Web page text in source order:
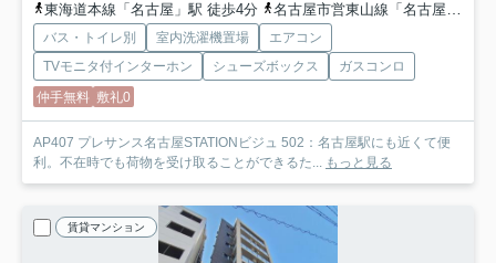
東海道本線「名古屋」駅 徒歩4分
名古屋市営東山線「名古屋」駅 徒歩4分
バス・トイレ別 室内洗濯機置場
エアコン
TVモニタ付インターホン
シューズボックス
ガスコンロ
仲手無料 敷礼0
AP407 プレサンス名古屋STATIONビジュ 502：名古屋駅にも近くて便
利。不在時でも荷物を受け取ることができるた... もっと見る
賃貸マンション